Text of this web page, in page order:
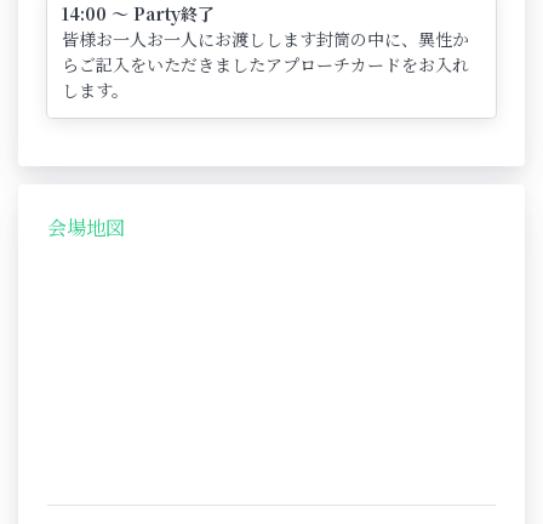
14:00 ～ Party終了
皆様お一人お一人にお渡しします封筒の中に、異性か
らご記入をいただきましたアプローチカードをお入れ
します。
会場地図